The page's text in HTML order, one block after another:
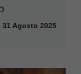
31 Agosto 2025